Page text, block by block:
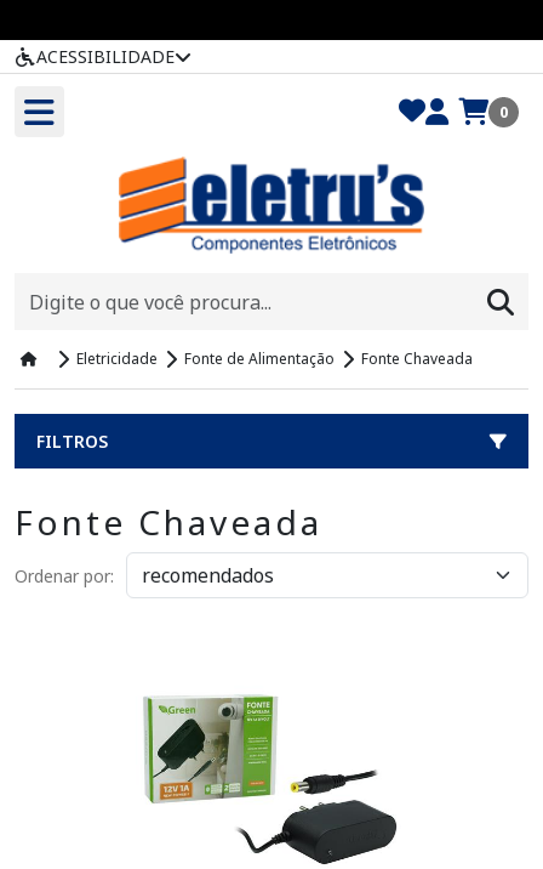
ACESSIBILIDADE
0
Eletricidade Fonte de Alimentação Fonte Chaveada
FILTROS
Fonte Chaveada
Ordenar por: